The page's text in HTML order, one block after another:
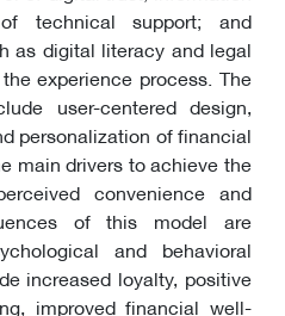
technical support; and
as digital literacy and legal
experience process. The
user-centered design,
personalization of financial
main drivers to achieve the
convenience and
of this model are
and behavioral
increased loyalty, positive
improved financial well-